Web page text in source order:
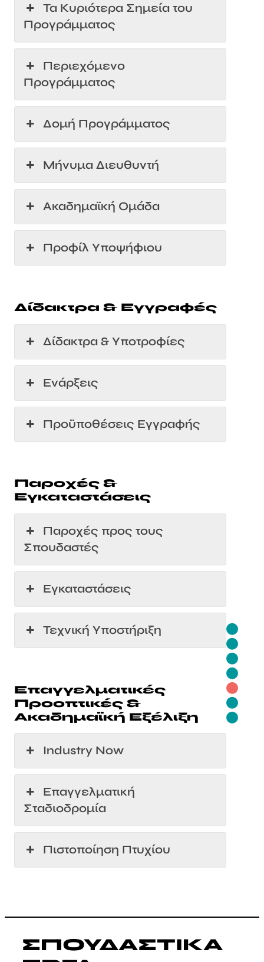
Τα Κυριότερα Σημεία του
Προγράμματος
Περιεχόμενο
Προγράμματος
Δομή Προγράμματος
Μήνυμα Διευθυντή
Ακαδημαϊκή Ομάδα
Προφίλ Υποψήφιου
Δίδακτρα & Εγγραφές
Δίδακτρα & Υποτροφίες
Ενάρξεις
Προϋποθέσεις Εγγραφής
Παροχές &
Εγκαταστάσεις
Παροχές προς τους
Σπουδαστές
Εγκαταστάσεις
Τεχνική Υποστήριξη
Επαγγελματικές
Προοπτικές &
Ακαδημαϊκή Εξέλιξη
Industry Now
Επαγγελματική
Σταδιοδρομία
Πιστοποίηση Πτυχίου
ΣΠΟΥΔΑΣΤΙΚΑ